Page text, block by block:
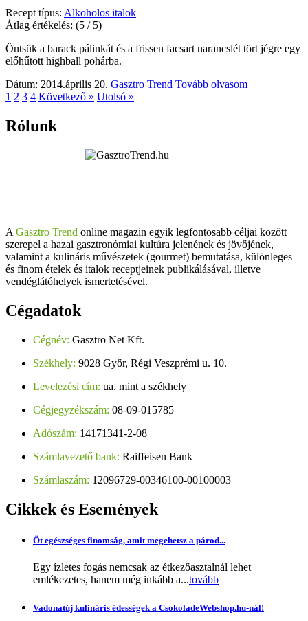
Recept típus: Alkoholos italok
Átlag értékelés: (5 / 5)
Öntsük a barack pálinkát és a frissen facsart narancslét tört jégre egy
előhűtött highball pohárba.
Dátum: 2014.április 20. Gasztro Trend Tovább olvasom
1 2 3 4 Következő » Utolsó »
Rólunk
A Gasztro Trend online magazin egyik legfontosabb céljai között
szerepel a hazai gasztronómiai kultúra jelenének és jövőjének,
valamint a kulináris művészetek (gourmet) bemutatása, különleges
és finom ételek és italok receptjeinek publikálásával, illetve
vendéglátóhelyek ismertetésével.
Cégadatok
Cégnév: Gasztro Net Kft.
Székhely: 9028 Győr, Régi Veszprémi u. 10.
Levelezési cím: ua. mint a székhely
Cégjegyzékszám: 08-09-015785
Adószám: 14171341-2-08
Számlavezető bank: Raiffeisen Bank
Számlaszám: 12096729-00346100-00100003
Cikkek és Események
Öt egészséges finomság, amit megehetsz a párod...
Egy ízletes fogás nemcsak az étkezőasztalnál lehet
emlékezetes, hanem még inkább a...tovább
Vadonatúj kulináris édességek a CsokoladeWebshop.hu-nál!